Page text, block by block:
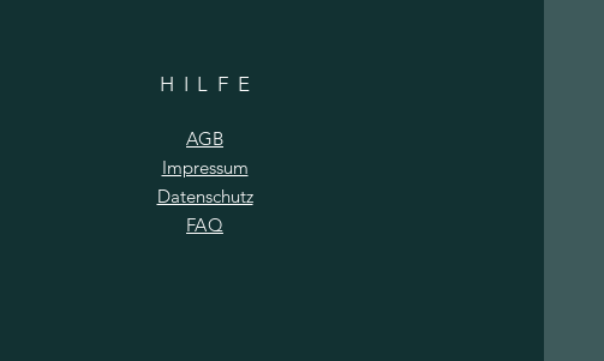
HILF E
AGB
Impressum
Datenschutz
FAQ